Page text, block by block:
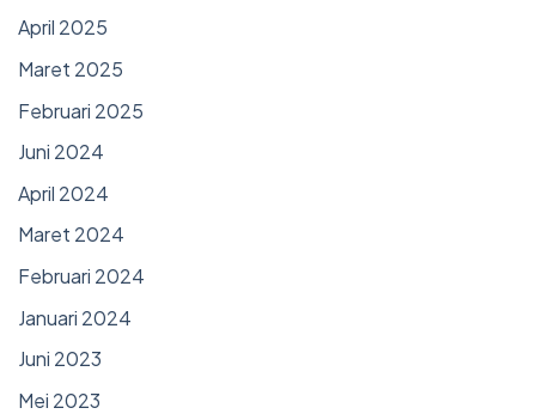
April 2025
Maret 2025
Februari 2025
Juni 2024
April 2024
Maret 2024
Februari 2024
Januari 2024
Juni 2023
Mei 2023